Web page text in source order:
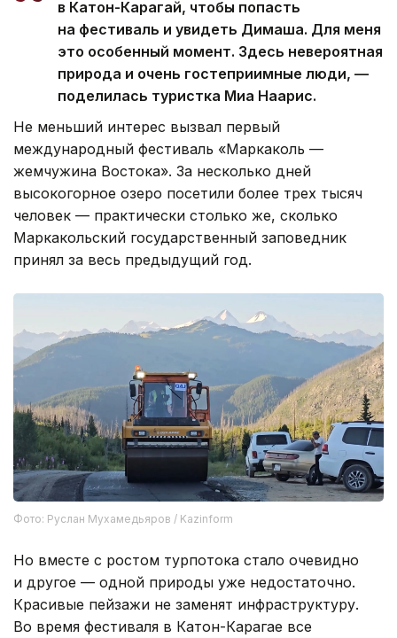
в Катон-Карагай, чтобы попасть
на фестиваль и увидеть Димаша. Для меня
это особенный момент. Здесь невероятная
природа и очень гостеприимные люди, —
поделилась туристка Миа Наарис.
Не меньший интерес вызвал первый
международный фестиваль «Маркаколь —
жемчужина Востока». За несколько дней
высокогорное озеро посетили более трех тысяч
человек — практически столько же, сколько
Маркакольский государственный заповедник
принял за весь предыдущий год.
Фото: Руслан Мухамедьяров / Kazinform
Но вместе с ростом турпотока стало очевидно
и другое — одной природы уже недостаточно.
Красивые пейзажи не заменят инфраструктуру.
Во время фестиваля в Катон-Карагае все